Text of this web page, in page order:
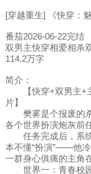
[穿越重生] 《快穿：
番茄2026-06-22完结
双男主快穿相爱相杀
114.2万字
简介：
【快穿+双男主+主
片】
樊雾是个报废的杀
各个世界扮演炮灰前任
任务完成后，系统
本不懂“扮演”——他
一群身心俱痛的主角
世界一：青春校